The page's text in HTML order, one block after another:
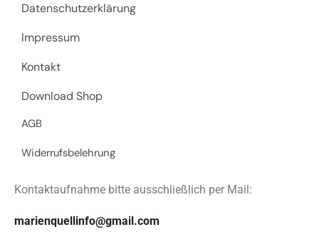
Datenschutzerklärung
Impressum
Kontakt
Download Shop
AGB
Widerrufsbelehrung
Kontaktaufnahme bitte ausschließlich per Mail:
marienquellinfo@gmail.com